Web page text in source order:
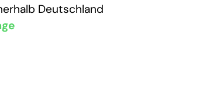
Deutschland